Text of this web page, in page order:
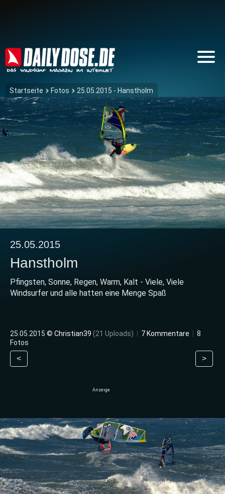
Startseite Fotos 25.05.2015 - Hanstholm
25.05.2015
Hanstholm
Pfingsten, Sonne, Regen, Warm, Kalt - Viele, Viele
Windsurfer und alle hatten eine Menge Spaß
25.05.2015 © Christian39 (21 Uploads) 7 Kommentare
8
Fotos
< >